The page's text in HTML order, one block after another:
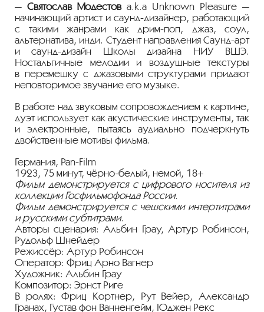
— Святослав Модестовa.k.a Unknown Pleasure —
начинающий артист и саунд-дизайнер, работающий
с такими жанрами как дрим-поп, джаз, соул,
альтернатива, инди. Студент направления Саунд-арт
исаунд-дизайн Школы дизайна НИУ ВШЭ.
Ностальгичные мелодии и воздушные текстуры
в перемешку с джазовыми структурами придают
неповторимое звучание его музыке.
В работе над звуковым сопровождением к картине,
дуэт использует как акустические инструменты, так
и электронные, пытаясь аудиально подчеркнуть
двойственные мотивы фильма.
Германия, Pan-Film
1923, 75 минут, чёрно-белый, немой, 18+
Фильм демонстрируется с цифрового носителя из
коллекции Госфильмофонда России.
Фильм демонстрируется с чешскими интертитрами
и русскими субтитрами.
Авторы сценария: Альбин Грау, Артур Робинсон,
Рудольф Шнейдер
Режиссёр: Артур Робинсон
Оператор: Фриц Арно Вагнер
Художник: Альбин Грау
Композитор: Эрнст Риге
В ролях: Фриц Кортнер, Рут Вейер, Александр
Гранах, Густав фон Ванненгейм, Юджен Рекс